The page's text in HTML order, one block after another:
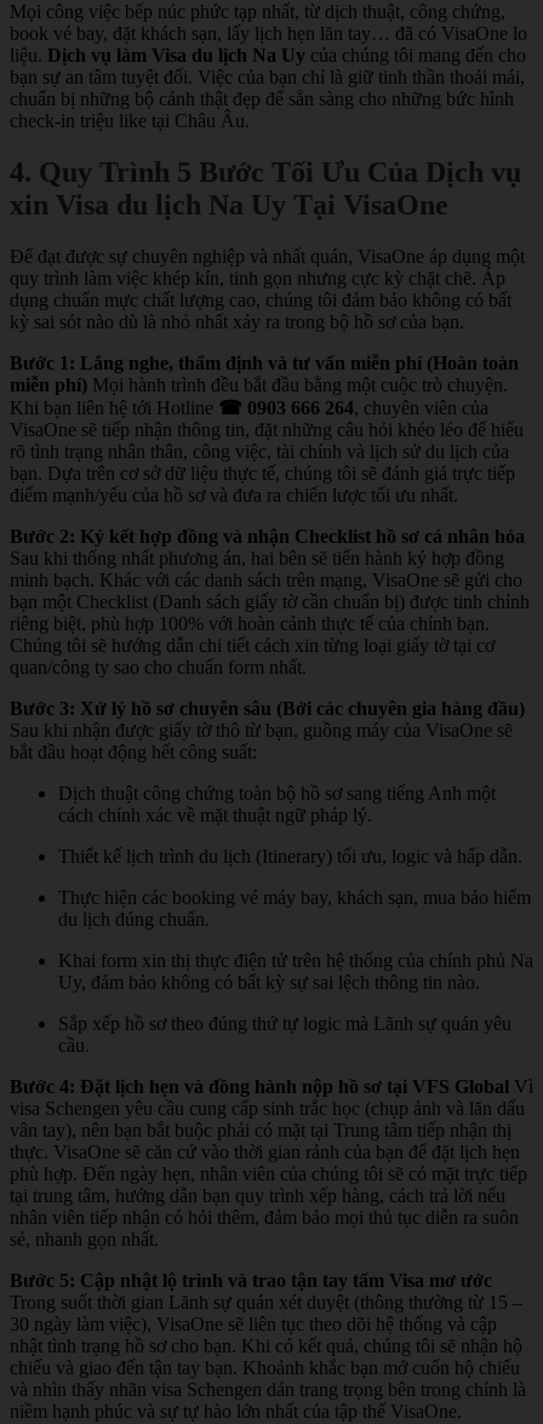
Mọi công việc bếp núc phức tạp nhất, từ dịch thuật, công chứng,
book vé bay, đặt khách sạn, lấy lịch hẹn lăn tay… đã có VisaOne lo
liệu. Dịch vụ làm Visa du lịch Na Uy của chúng tôi mang đến cho
bạn sự an tâm tuyệt đối. Việc của bạn chỉ là giữ tinh thần thoải mái,
chuẩn bị những bộ cánh thật đẹp để sẵn sàng cho những bức hình
check-in triệu like tại Châu Âu.
4. Quy Trình 5 Bước Tối Ưu Của Dịch vụ
xin Visa du lịch Na Uy Tại VisaOne
Để đạt được sự chuyên nghiệp và nhất quán, VisaOne áp dụng một
quy trình làm việc khép kín, tinh gọn nhưng cực kỳ chặt chẽ. Áp
dụng chuẩn mực chất lượng cao, chúng tôi đảm bảo không có bất
kỳ sai sót nào dù là nhỏ nhất xảy ra trong bộ hồ sơ của bạn.
Bước 1: Lắng nghe, thẩm định và tư vấn miễn phí (Hoàn toàn
miễn phí) Mọi hành trình đều bắt đầu bằng một cuộc trò chuyện.
Khi bạn liên hệ tới Hotline ☎ 0903 666 264, chuyên viên của
VisaOne sẽ tiếp nhận thông tin, đặt những câu hỏi khéo léo để hiểu
rõ tình trạng nhân thân, công việc, tài chính và lịch sử du lịch của
bạn. Dựa trên cơ sở dữ liệu thực tế, chúng tôi sẽ đánh giá trực tiếp
điểm mạnh/yếu của hồ sơ và đưa ra chiến lược tối ưu nhất.
Bước 2: Ký kết hợp đồng và nhận Checklist hồ sơ cá nhân hóa
Sau khi thống nhất phương án, hai bên sẽ tiến hành ký hợp đồng
minh bạch. Khác với các danh sách trên mạng, VisaOne sẽ gửi cho
bạn một Checklist (Danh sách giấy tờ cần chuẩn bị) được tinh chỉnh
riêng biệt, phù hợp 100% với hoàn cảnh thực tế của chính bạn.
Chúng tôi sẽ hướng dẫn chi tiết cách xin từng loại giấy tờ tại cơ
quan/công ty sao cho chuẩn form nhất.
Bước 3: Xử lý hồ sơ chuyên sâu (Bởi các chuyên gia hàng đầu)
Sau khi nhận được giấy tờ thô từ bạn, guồng máy của VisaOne sẽ
bắt đầu hoạt động hết công suất:
Dịch thuật công chứng toàn bộ hồ sơ sang tiếng Anh một
cách chính xác về mặt thuật ngữ pháp lý.
Thiết kế lịch trình du lịch (Itinerary) tối ưu, logic và hấp dẫn.
Thực hiện các booking vé máy bay, khách sạn, mua bảo hiểm
du lịch đúng chuẩn.
Khai form xin thị thực điện tử trên hệ thống của chính phủ Na
Uy, đảm bảo không có bất kỳ sự sai lệch thông tin nào.
Sắp xếp hồ sơ theo đúng thứ tự logic mà Lãnh sự quán yêu
cầu.
Bước 4: Đặt lịch hẹn và đồng hành nộp hồ sơ tại VFS Global Vì
visa Schengen yêu cầu cung cấp sinh trắc học (chụp ảnh và lăn dấu
vân tay), nên bạn bắt buộc phải có mặt tại Trung tâm tiếp nhận thị
thực. VisaOne sẽ căn cứ vào thời gian rảnh của bạn để đặt lịch hẹn
phù hợp. Đến ngày hẹn, nhân viên của chúng tôi sẽ có mặt trực tiếp
tại trung tâm, hướng dẫn bạn quy trình xếp hàng, cách trả lời nếu
nhân viên tiếp nhận có hỏi thêm, đảm bảo mọi thủ tục diễn ra suôn
sẻ, nhanh gọn nhất.
Bước 5: Cập nhật lộ trình và trao tận tay tấm Visa mơ ước
Trong suốt thời gian Lãnh sự quán xét duyệt (thông thường từ 15 –
30 ngày làm việc), VisaOne sẽ liên tục theo dõi hệ thống và cập
nhật tình trạng hồ sơ cho bạn. Khi có kết quả, chúng tôi sẽ nhận hộ
chiếu và giao đến tận tay bạn. Khoảnh khắc bạn mở cuốn hộ chiếu
và nhìn thấy nhãn visa Schengen dán trang trọng bên trong chính là
niềm hạnh phúc và sự tự hào lớn nhất của tập thể VisaOne.